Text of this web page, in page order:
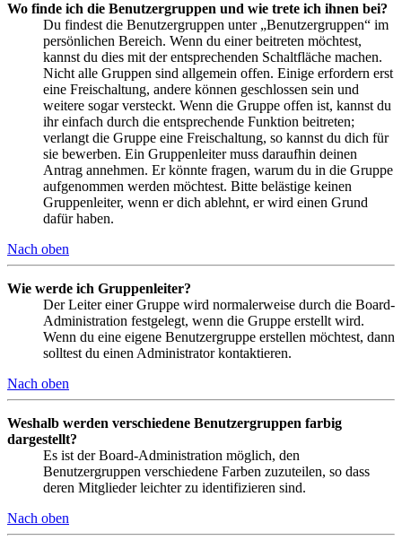
Wo finde ich die Benutzergruppen und wie trete ich ihnen bei?
Du findest die Benutzergruppen unter „Benutzergruppen“ im
persönlichen Bereich. Wenn du einer beitreten möchtest,
kannst du dies mit der entsprechenden Schaltfläche machen.
Nicht alle Gruppen sind allgemein offen. Einige erfordern erst
eine Freischaltung, andere können geschlossen sein und
weitere sogar versteckt. Wenn die Gruppe offen ist, kannst du
ihr einfach durch die entsprechende Funktion beitreten;
verlangt die Gruppe eine Freischaltung, so kannst du dich für
sie bewerben. Ein Gruppenleiter muss daraufhin deinen
Antrag annehmen. Er könnte fragen, warum du in die Gruppe
aufgenommen werden möchtest. Bitte belästige keinen
Gruppenleiter, wenn er dich ablehnt, er wird einen Grund
dafür haben.
Nach oben
Wie werde ich Gruppenleiter?
Der Leiter einer Gruppe wird normalerweise durch die Board-
Administration festgelegt, wenn die Gruppe erstellt wird.
Wenn du eine eigene Benutzergruppe erstellen möchtest, dann
solltest du einen Administrator kontaktieren.
Nach oben
Weshalb werden verschiedene Benutzergruppen farbig
dargestellt?
Es ist der Board-Administration möglich, den
Benutzergruppen verschiedene Farben zuzuteilen, so dass
deren Mitglieder leichter zu identifizieren sind.
Nach oben